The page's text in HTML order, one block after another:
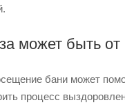
может быть
бани может
процесс